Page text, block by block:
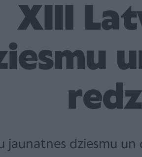
XIII
jaunatnes dziesmu